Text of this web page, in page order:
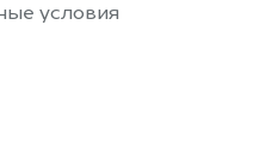
условия